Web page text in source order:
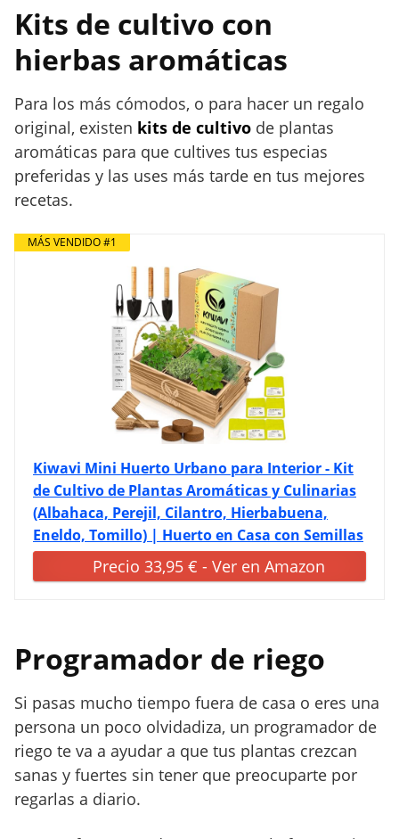
Kits de cultivo con
hierbas aromáticas
Para los más cómodos, o para hacer un regalo
original, existen kits de cultivo de plantas
aromáticas para que cultives tus especias
preferidas y las uses más tarde en tus mejores
recetas.
MÁS VENDIDO #1
Kiwavi Mini Huerto Urbano para Interior - Kit
de Cultivo de Plantas Aromáticas y Culinarias
(Albahaca, Perejil, Cilantro, Hierbabuena,
Eneldo, Tomillo) | Huerto en Casa con Semillas
Precio 33,95 € - Ver en Amazon
Programador de riego
Si pasas mucho tiempo fuera de casa o eres una
persona un poco olvidadiza, un programador de
riego te va a ayudar a que tus plantas crezcan
sanas y fuertes sin tener que preocuparte por
regarlas a diario.